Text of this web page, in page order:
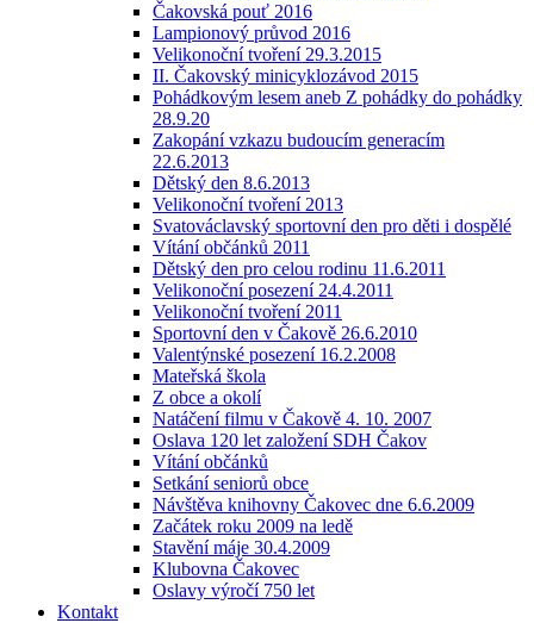
Čakovská pouť 2016
Lampionový průvod 2016
Velikonoční tvoření 29.3.2015
II. Čakovský minicyklozávod 2015
Pohádkovým lesem aneb Z pohádky do pohádky
28.9.20
Zakopání vzkazu budoucím generacím
22.6.2013
Dětský den 8.6.2013
Velikonoční tvoření 2013
Svatováclavský sportovní den pro děti i dospělé
Vítání občánků 2011
Dětský den pro celou rodinu 11.6.2011
Velikonoční posezení 24.4.2011
Velikonoční tvoření 2011
Sportovní den v Čakově 26.6.2010
Valentýnské posezení 16.2.2008
Mateřská škola
Z obce a okolí
Natáčení filmu v Čakově 4. 10. 2007
Oslava 120 let založení SDH Čakov
Vítání občánků
Setkání seniorů obce
Návštěva knihovny Čakovec dne 6.6.2009
Začátek roku 2009 na ledě
Stavění máje 30.4.2009
Klubovna Čakovec
Oslavy výročí 750 let
Kontakt